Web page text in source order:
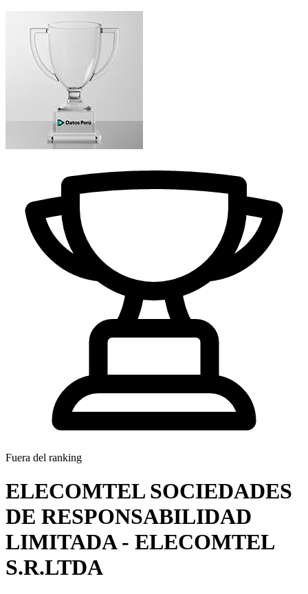
Fuera del ranking
ELECOMTEL SOCIEDADES
DE RESPONSABILIDAD
LIMITADA - ELECOMTEL
S.R.LTDA